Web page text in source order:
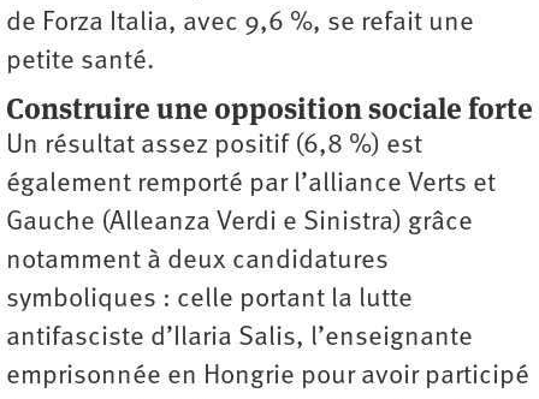
de Forza Italia, avec 9,6 %, se refait une
petite santé.
Construire une opposition sociale forte
Un résultat assez positif (6,8 %) est
également remporté par l’alliance Verts et
Gauche (Alleanza Verdi e Sinistra) grâce
notamment à deux candidatures
symboliques : celle portant la lutte
antifasciste d’Ilaria Salis, l’enseignante
emprisonnée en Hongrie pour avoir participé